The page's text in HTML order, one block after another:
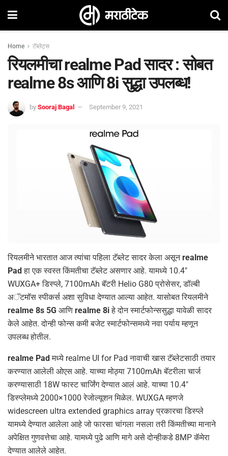
Home टॅब्लेट्स
रियलमीचा realme Pad सादर : सोबत
realme 8s आणि 8i सुद्धा उपलब्ध!
by Sooraj Bagal September 9, 2021
रियलमीने भारतात आज त्यांचा पहिला टॅब्लेट सादर केला असूनrealme
Padहा एक स्वस्त किंमतीचा टॅब्लेट असणार आहे. यामध्ये 10.4″
WUXGA+ डिस्प्ले, 7100mAh बॅटरी Helio G80 प्रोसेसर, डॉल्बी
अॅटमॉस स्पीकर्स अशा सुविधा देण्यात आल्या आहेत. यासोबत रियलमीने
realme 8s 5G आणि realme 8iहे दोन स्मार्टफोन्ससुद्धा यावेळी सादर
केले आहेत. दोन्ही फोन्स कमी बजेट स्मार्टफोन्समध्ये नवा पर्याय म्हणून
उपलब्ध होतील.
realme Padमध्ये realme UI for Pad नावाची खास टॅब्लेटसाठी तयार
करण्यात आलेली ओएस आहे. याच्या मोठ्या 7100mAh बॅटरीला चार्ज
करण्यासाठी 18W फास्ट चार्जिंग देण्यात आलं आहे. याच्या 10.4″
डिस्प्लेमध्ये 2000×1000 रेजोल्यूशन मिळेल. WUXGA म्हणजे
widescreen ultra extended graphics array प्रकारचा डिस्प्ले
यामध्ये देण्यात आलेला आहे जो फारसा चांगला नसला तरी किंमतीच्या मानाने
अपेक्षित गुणवत्तेचा आहे. यामध्ये पुढे आणि मागे असे दोन्हीकडे 8MP कॅमेरा
देण्यात आलेले आहेत.